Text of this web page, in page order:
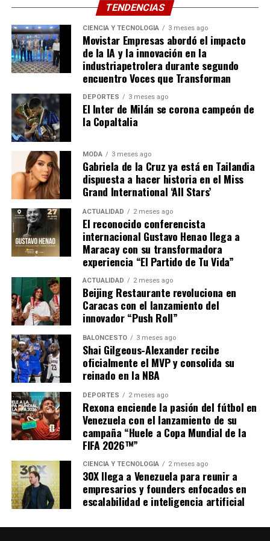
EL PASAJERO DEL DIABLO: Estreno en las salas de
cine a nivel nacional el próximo 21 de mayo.
personajes y a la vez narradores, rompiendo la cuarta
pared y haciendo cómplice al espectador que se refleja
en las diversas situaciones de ellos y todo el público la
podrá ver el sábado 15 de agosto con entrada libre,
a partir de las 5:00 pm cuando se abra el acceso a La
Concha Acústica de Colinas de Bello Monte, con
vigilancia garantizada por la Alcaldía de Baruta en esta
jornada especial con recolección solidaria de insumos de
higiene personal y agua.
“Escenas de la vida conyugal” – Agosto 2026:
Fecha:sábado 15 de agosto
Lugar:Concha Acústica, Urb. Colinas de Bello Monte,
Baruta
Acceso: desde las 5:00 pm
Hora de la función:7:00 pm
Público:Para todo público
una colaboración para los afectados por los
terremotos, de agua e insumos de higiene personal
Dirección:@manriquehector
Protagonistas:
@nohelyarteaga @ivantamayo73
Producción:@grupoactoral80
Info:@nosvemosenlaconcha
Compartir
Clasificación
: +14 A.
Duración: 100 Min.
Sipnosis:Aunque los meteorólogos alemanes
esperaban mal clima, los Aliados aprovecharon un
inesperado período de cielo despejado para el
Desembarco de Normandía.
Trailer :
TENDENCIAS
CIENCIA Y TECNOLOGÍA 3 meses ago
Movistar Empresas abordó el impacto
de la IA y la innovación en la
industriapetrolera durante segundo
encuentro Voces que Transforman
DEPORTES 3 meses ago
El Inter de Milán se corona campeón de
la CopaItalia
MODA 3 meses ago
Gabriela de la Cruz ya está en Tailandia
dispuesta a hacer historia en el Miss
Grand International ‘All Stars’
ACTUALIDAD 2 meses ago
El reconocido conferencista
internacional Gustavo Henao llega a
Maracay con su transformadora
experiencia “El Partido de Tu Vida”
ACTUALIDAD 2 meses ago
Beijing Restaurante revoluciona en
Caracas con el lanzamiento del
innovador “Push Roll”
BALONCESTO 3 meses ago
Shai Gilgeous-Alexander recibe
oficialmente el MVP y consolida su
reinado en la NBA
DEPORTES 2 meses ago
Rexona enciende la pasión del fútbol en
Venezuela con el lanzamiento de su
campaña “Huele a Copa Mundial de la
FIFA 2026™”
CIENCIA Y TECNOLOGÍA 2 meses ago
30X llega a Venezuela para reunir a
empresarios y founders enfocados en
escalabilidad e inteligencia artificial